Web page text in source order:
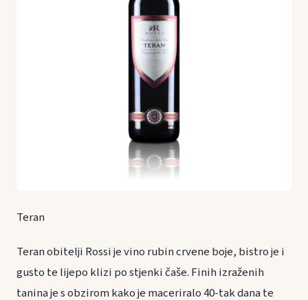
Teran
Teran obitelji Rossi je vino rubin crvene boje, bistro je i
gusto te lijepo klizi po stjenki čaše. Finih izraženih
tanina je s obzirom kako je maceriralo 40-tak dana te